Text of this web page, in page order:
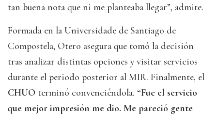
tan buena nota que ni me planteaba llegar”, admite.
Formada en la Universidade de Santiago de
Compostela, Otero asegura que tomó la decisión
tras analizar distintas opciones y visitar servicios
durante el periodo posterior al MIR. Finalmente, el
CHUO terminó convenciéndola. “Fue el servicio
que mejor impresión me dio. Me pareció gente